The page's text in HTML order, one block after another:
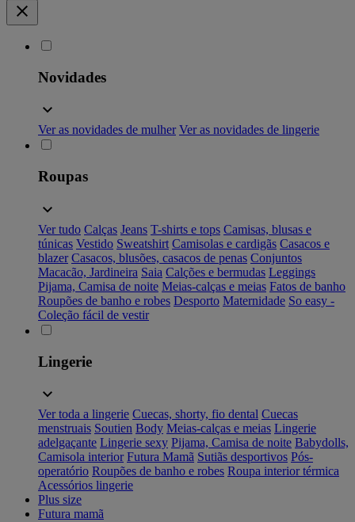
Novidades
Ver as novidades de mulher Ver as novidades de lingerie
Roupas
Ver tudo Calças Jeans T-shirts e tops Camisas, blusas e
túnicas Vestido Sweatshirt Camisolas e cardigãs Casacos e
blazer Casacos, blusões, casacos de penas Conjuntos
Macacão, Jardineira Saia Calções e bermudas Leggings
Pijama, Camisa de noite Meias-calças e meias Fatos de banho
Roupões de banho e robes Desporto Maternidade So easy -
Coleção fácil de vestir
Lingerie
Ver toda a lingerie Cuecas, shorty, fio dental Cuecas
menstruais Soutien Body Meias-calças e meias Lingerie
adelgaçante Lingerie sexy Pijama, Camisa de noite Babydolls,
Camisola interior Futura Mamã Sutiãs desportivos Pós-
operatório Roupões de banho e robes Roupa interior térmica
Acessórios lingerie
Plus size
Futura mamã